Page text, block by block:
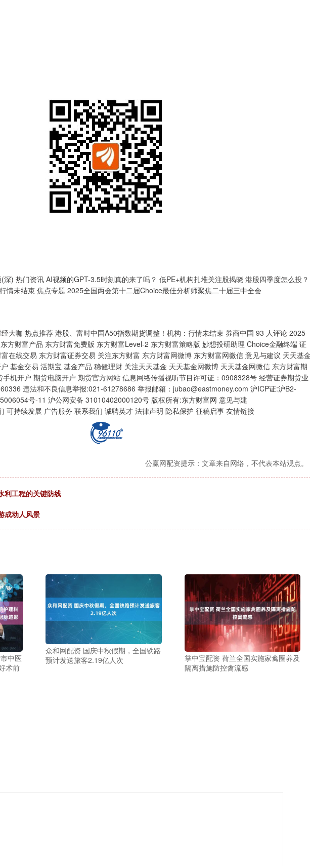
) 热门资讯 AI视频的GPT-3.5时刻真的来了吗？ 低PE+机构扎堆关注股揭晓 港股四季度怎么投？
情未结束 焦点专题 2025全国两会第十二届Choice最佳分析师聚焦二十届三中全会
大咖 热点推荐 港股、富时中国A50指数期货调整！机构：行情未结束 券商中国 93 人评论 2025-
方财富产品 东方财富免费版 东方财富Level-2 东方财富策略版 妙想投研助理 Choice金融终端 证
在线交易 东方财富证券交易 关注东方财富 东方财富网微博 东方财富网微信 意见与建议 天天基
基金交易 活期宝 基金产品 稳健理财 关注天天基金 天天基金网微博 天天基金网微信 东方财富期
机开户 期货电脑开户 期货官方网站 信息网络传播视听节目许可证：0908328号 经营证券期货业
违法和不良信息举报:021-61278686 举报邮箱：jubao@eastmoney.com 沪ICP证:沪B2-
号-11 沪公网安备 31010402000120号 版权所有:东方财富网 意见与建
可持续发展 广告服务 联系我们 诚聘英才 法律声明 隐私保护 征稿启事 友情链接
公赢网配资提示：文章来自网络，不代表本站观点。
利工程的关键防线
成动人风景
中医
术前
众和网配资 国庆中秋假期，全国铁路
预计发送旅客2.19亿人次
掌中宝配资 荷兰全国实施家禽圈养及
隔离措施防控禽流感